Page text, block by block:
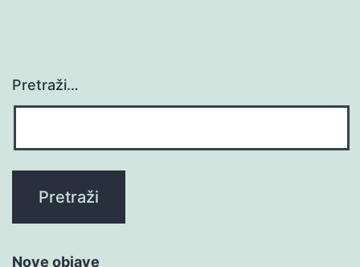
Pretraži…
Nove objave